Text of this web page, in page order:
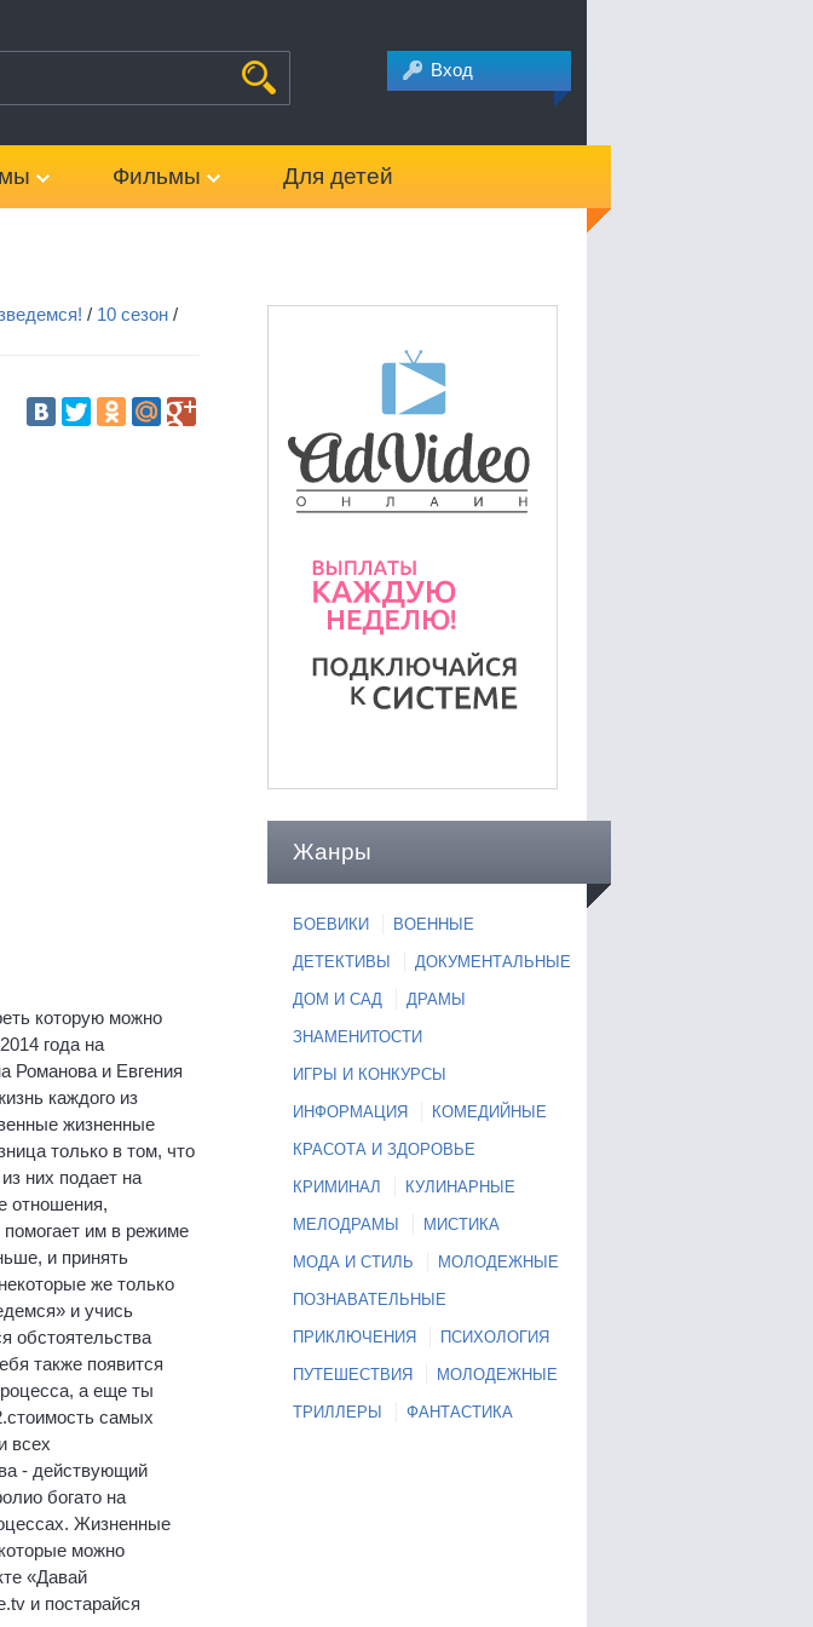
Вход
Фильмы Для детей
Жанры
БОЕВИКИ ВОЕННЫЕ
ДЕТЕКТИВЫ ДОКУМЕНТАЛЬНЫЕ
ДОМ И САД ДРАМЫ
ЗНАМЕНИТОСТИ
ИГРЫ И КОНКУРСЫ
ИНФОРМАЦИЯ КОМЕДИЙНЫЕ
КРАСОТА И ЗДОРОВЬЕ
КРИМИНАЛ КУЛИНАРНЫЕ
МЕЛОДРАМЫ МИСТИКА
МОДА И СТИЛЬ МОЛОДЕЖНЫЕ
ПОЗНАВАТЕЛЬНЫЕ
ПРИКЛЮЧЕНИЯ ПСИХОЛОГИЯ
ПУТЕШЕСТВИЯ МОЛОДЕЖНЫЕ
ТРИЛЛЕРЫ ФАНТАСТИКА
/ 10 сезон /
которую можно
года на
Романова и Евгения
каждого из
жизненные
только в том, что
них подает на
отношения,
им в режиме
и принять
же только
и учись
обстоятельства
также появится
а еще ты
самых
всех
- действующий
богато на
Жизненные
можно
«Давай
и постарайся